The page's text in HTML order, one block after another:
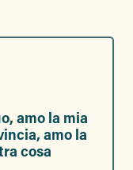
amo la mia
amo la
cosa